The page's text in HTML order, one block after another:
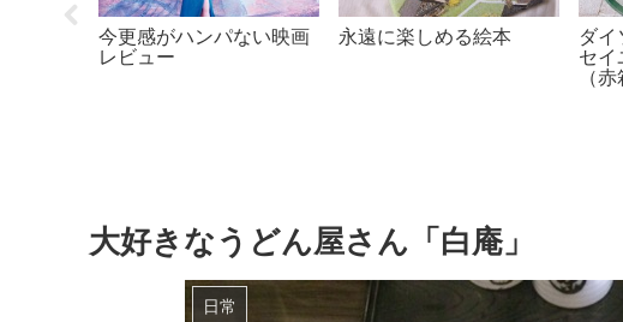
目度MAX！！最強レイ
「島の光」を知っていま
半額の向こう側?
大好きなうどん屋さん「白庵」
日常